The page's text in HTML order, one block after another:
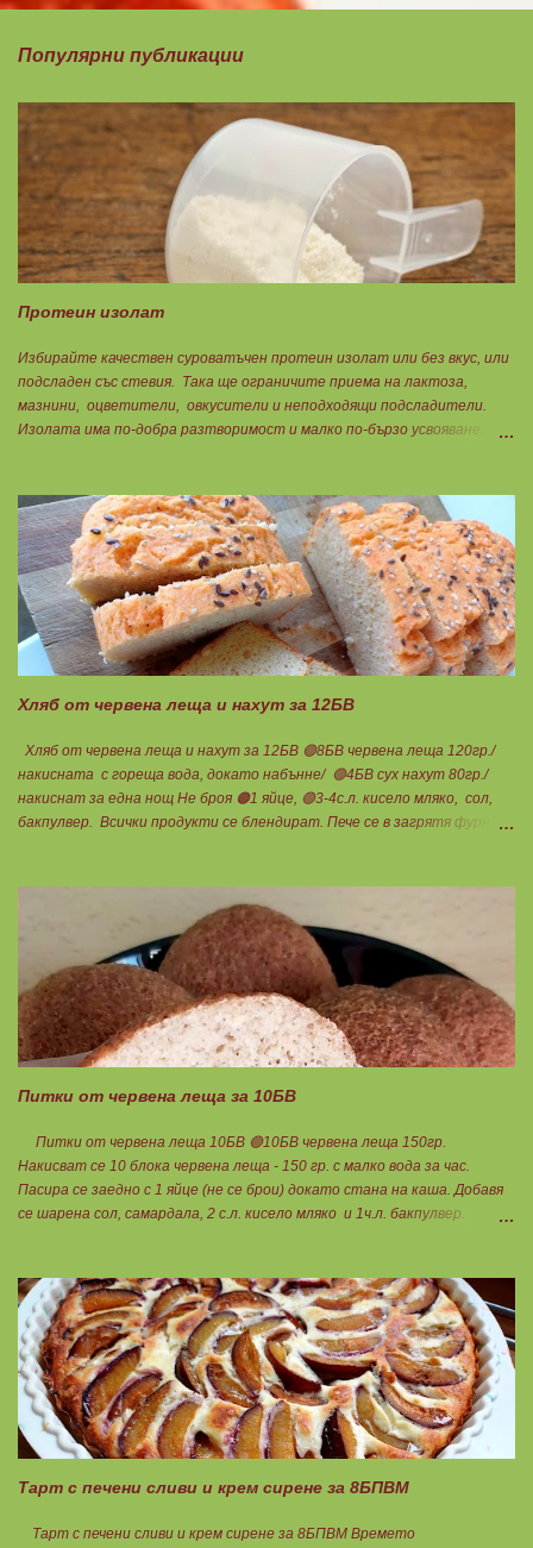
Популярни публикации
Протеин изолат
Избирайте качествен суроватъчен протеин изолат или без вкус, или
подсладен със стевия. Така ще ограничите приема на лактоза,
мазнини, оцветители, овкусители и неподходящи подсладители.
Изолата има по-добра разтворимост и малко по-бързо усвояване.
филтрация при качествените продукти отстранява млечната захар
и по този начин се избягват проблемите със алергии, задържане на
вода, подуване на стомаха, диария или друг тип дискомфорт.
Хляб от червена леща и нахут за 12БВ
Хляб от червена леща и нахут за 12БВ 🟢8БВ червена леща 120гр./
накисната с гореща вода, докато набънне/ 🟢4БВ сух нахут 80гр./
накиснат за една нощ Не броя 🟠1 яйце, 🟢3-4с.л. кисело мляко, сол,
бакпулвер. Всички продукти се блендират. Пече се в загрятя фурна
Питки от червена леща за 10БВ
Питки от червена леща 10БВ 🟢10БВ червена леща 150гр.
Накисват се 10 блока червена леща - 150 гр. с малко вода за час.
Пасира се заедно с 1 яйце (не се брои) докато стана на каша. Добавя
се шарена сол, самардала, 2 с.л. кисело мляко и 1ч.л. бакпулвер.
влажни ръце се оформят 10 еднакви топчета. Пече се в добре
загрята фурна на 200 градуса за 35-40 мин. Всяка питка е 1 блок
въглехидрат. Нека да ни е вкусно заедно! Споделено от Петя Чанева
Тарт с печени сливи и крем сирене за 8БПВМ
Тарт с печени сливи и крем сирене за 8БПВМ Времето